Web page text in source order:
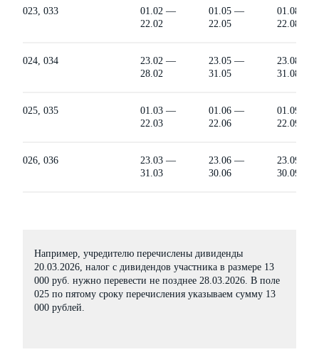
023, 033
01.02 —
22.02
01.05 —
22.05
01.08 —
22.08
024, 034
23.02 —
28.02
23.05 —
31.05
23.08 —
31.08
025, 035
01.03 —
22.03
01.06 —
22.06
01.09 —
22.09
026, 036
23.03 —
31.03
23.06 —
30.06
23.09 —
30.09
Например, учредителю перечислены дивиденды
20.03.2026, налог с дивидендов участника в размере 13
000 руб. нужно перевести не позднее 28.03.2026. В поле
025 по пятому сроку перечисления указываем сумму 13
000 рублей.